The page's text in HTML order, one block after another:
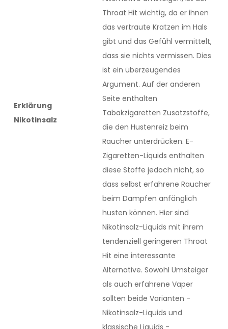
Erklärung
Nikotinsalz
Throat Hit wichtig, da er ihnen
das vertraute Kratzen im Hals
gibt und das Gefühl vermittelt,
dass sie nichts vermissen. Dies
ist ein überzeugendes
Argument. Auf der anderen
Seite enthalten
Tabakzigaretten Zusatzstoffe,
die den Hustenreiz beim
Raucher unterdrücken. E-
Zigaretten-Liquids enthalten
diese Stoffe jedoch nicht, so
dass selbst erfahrene Raucher
beim Dampfen anfänglich
husten können. Hier sind
Nikotinsalz-Liquids mit ihrem
tendenziell geringeren Throat
Hit eine interessante
Alternative. Sowohl Umsteiger
als auch erfahrene Vaper
sollten beide Varianten -
Nikotinsalz-Liquids und
klassische Liquids -